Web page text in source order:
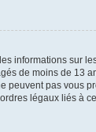
informations sur
de moins de 13
pas vous
légaux liés à